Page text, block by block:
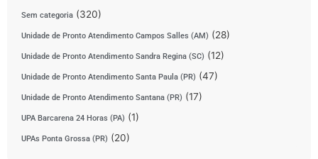
Sem categoria (320)
Unidade de Pronto Atendimento Campos Salles (AM) (28)
Unidade de Pronto Atendimento Sandra Regina (SC) (12)
Unidade de Pronto Atendimento Santa Paula (PR) (47)
Unidade de Pronto Atendimento Santana (PR) (17)
UPA Barcarena 24 Horas (PA) (1)
UPAs Ponta Grossa (PR) (20)